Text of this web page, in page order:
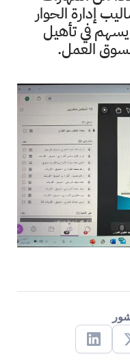
إدارة الحوار
يسهم في تأهيل
لسوق العمل.
Linkedin